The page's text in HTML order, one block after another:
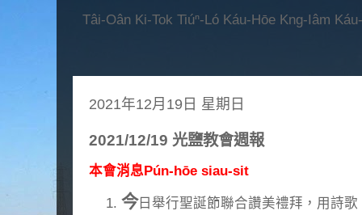
Tâi-Oân Ki-Tok Tiúⁿ-Ló Káu-Hōe Kng-Iâm
2021年12月19日 星期日
2021/12/19 光鹽教會週報
本會消息Pún-hōe siau-sit
今日舉行聖誕節聯合讚美禮拜，用詩